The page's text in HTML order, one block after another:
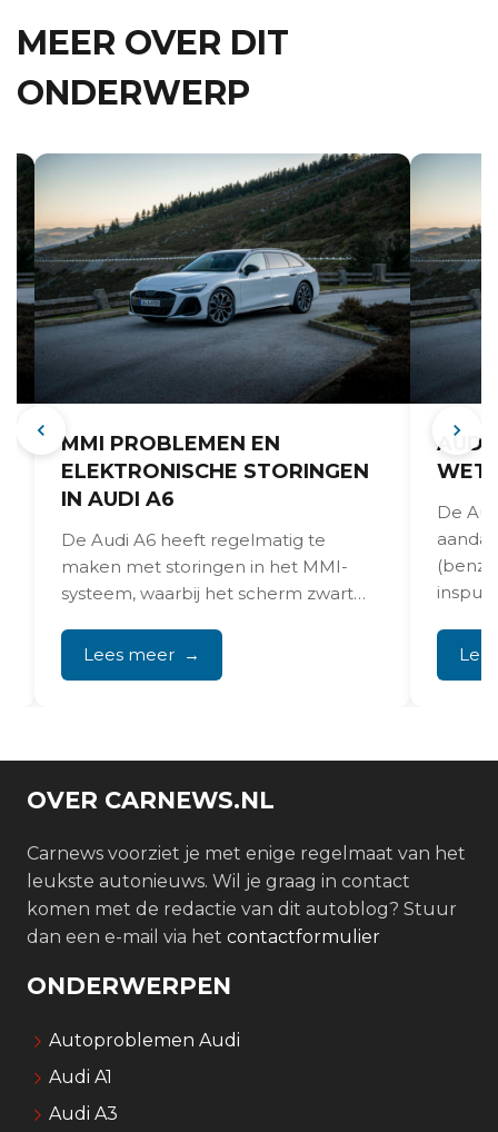
MEER OVER DIT
ONDERWERP
MMI PROBLEMEN EN
ELEKTRONISCHE STORINGEN
IN AUDI A6
De Audi A6 heeft regelmatig te
maken met storingen in het MMI-
systeem, waarbij het scherm zwart
Lees meer
AUDI
De
OVER CARNEWS.NL
Carnews voorziet je met enige regelmaat van het
leukste autonieuws. Wil je graag in contact
komen met de redactie van dit autoblog? Stuur
dan een e-mail via het contactformulier
ONDERWERPEN
Autoproblemen Audi
Audi A1
Audi A3